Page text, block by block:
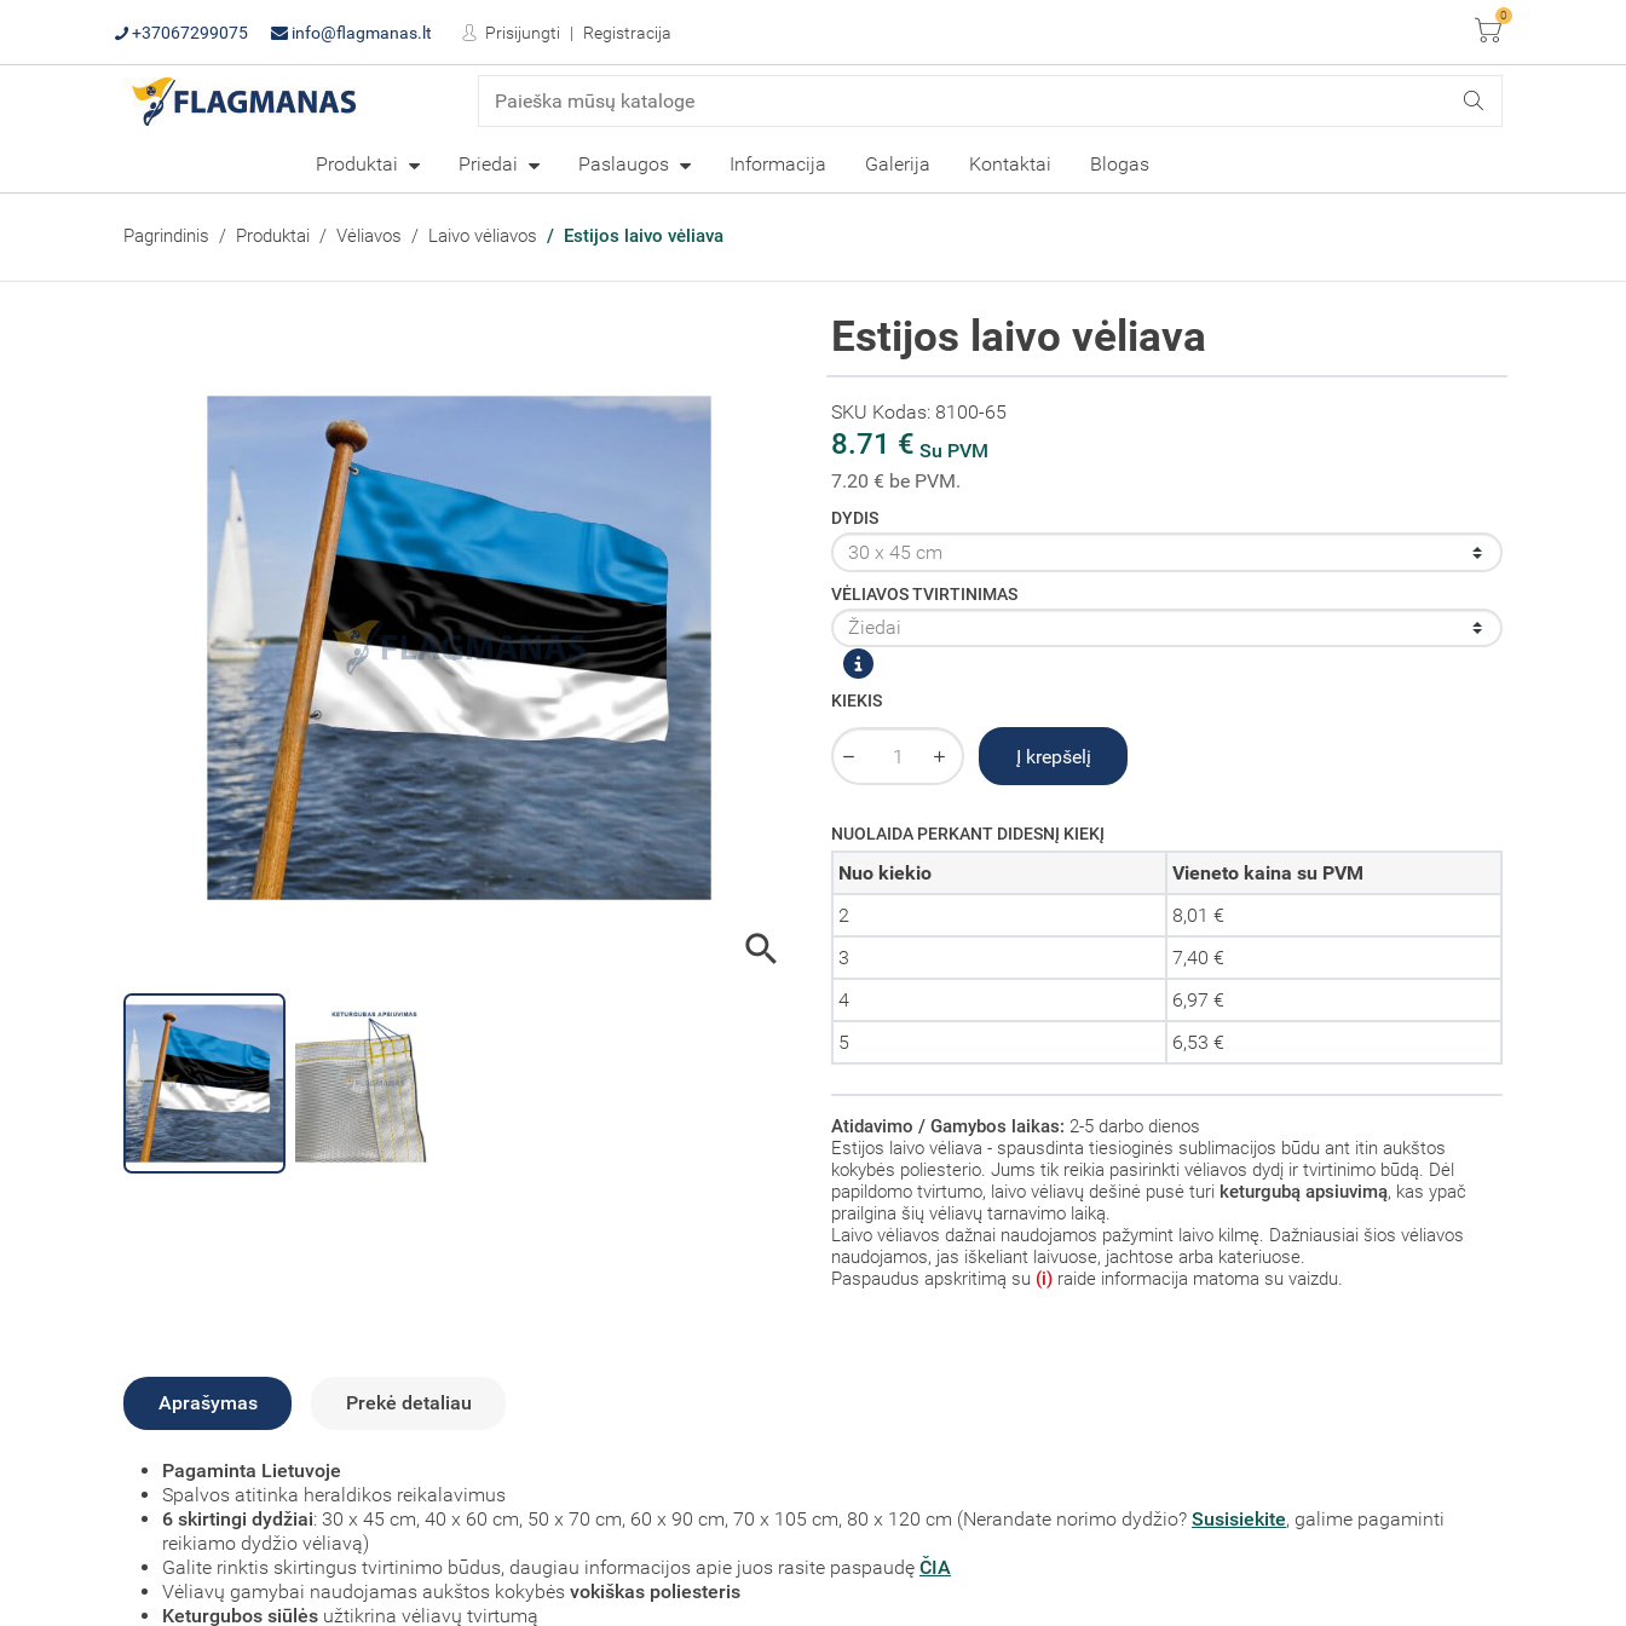
+37067299075 info@flagmanas.lt Prisijungti Registracija Krepšelis
0
Produktai Priedai Paslaugos Informacija Galerija Kontaktai Blogas
Pagrindinis Produktai Vėliavos Laivo vėliavos Estijos laivo vėliava

Estijos laivo vėliava
SKU Kodas: 8100-65
8.71 € Su PVM
7.20 € be PVM.
DYDIS
VĖLIAVOS TVIRTINIMAS
KIEKIS
Į krepšelį
NUOLAIDA PERKANT DIDESNĮ KIEKĮ
Nuo kiekio
Vieneto kaina su PVM
2
8,01 €
3
7,40 €
4
6,97 €
5
6,53 €
Atidavimo / Gamybos laikas: 2-5 darbo dienos
Estijos laivo vėliava - spausdinta tiesioginės sublimacijos būdu ant itin aukštos
kokybės poliesterio. Jums tik reikia pasirinkti vėliavos dydį ir tvirtinimo būdą. Dėl
papildomo tvirtumo, laivo vėliavų dešinė pusė turi keturgubą apsiuvimą, kas ypač
prailgina šių vėliavų tarnavimo laiką.
Laivo vėliavos dažnai naudojamos pažymint laivo kilmę. Dažniausiai šios vėliavos
naudojamos, jas iškeliant laivuose, jachtose arba kateriuose.
Paspaudus apskritimą su (i) raide informacija matoma su vaizdu.
Aprašymas Prekė detaliau
Pagaminta Lietuvoje
Spalvos atitinka heraldikos reikalavimus
6 skirtingi dydžiai: 30 x 45 cm, 40 x 60 cm, 50 x 70 cm, 60 x 90 cm, 70 x 105 cm, 80 x 120 cm (Nerandate norimo dydžio? Susisiekite, galime pagaminti
reikiamo dydžio vėliavą)
Galite rinktis skirtingus tvirtinimo būdus, daugiau informacijos apie juos rasite paspaudę ČIA
Vėliavų gamybai naudojamas aukštos kokybės vokiškas poliesteris
Keturgubos siūlės užtikrina vėliavų tvirtumą